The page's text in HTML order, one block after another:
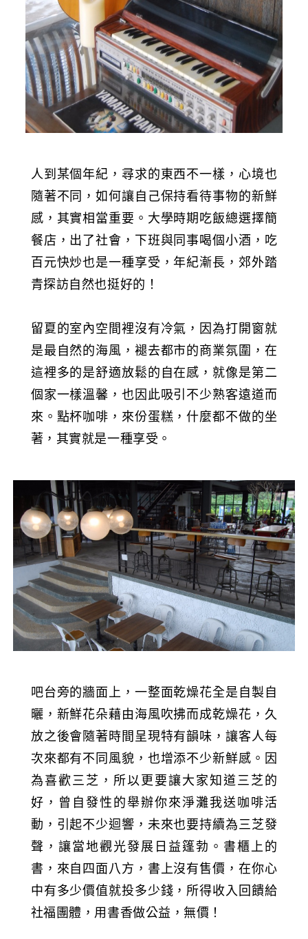
人到某個年紀，尋求的東西不一樣，心境也
隨著不同，如何讓自己保持看待事物的新鮮
感，其實相當重要。大學時期吃飯總選擇簡
餐店，出了社會，下班與同事喝個小酒，吃
百元快炒也是一種享受，年紀漸長，郊外踏
青探訪自然也挺好的！
留夏的室內空間裡沒有冷氣，因為打開窗就
是最自然的海風，褪去都市的商業氛圍，在
這裡多的是舒適放鬆的自在感，就像是第二
個家一樣溫馨，也因此吸引不少熟客遠道而
來。點杯咖啡，來份蛋糕，什麼都不做的坐
著，其實就是一種享受。
吧台旁的牆面上，一整面乾燥花全是自製自
曬，新鮮花朵藉由海風吹拂而成乾燥花，久
放之後會隨著時間呈現特有韻味，讓客人每
次來都有不同風貌，也增添不少新鮮感。因
為喜歡三芝，所以更要讓大家知道三芝的
好，曾自發性的舉辦你來淨灘我送咖啡活
動，引起不少迴響，未來也要持續為三芝發
聲，讓當地觀光發展日益篷勃。書櫃上的
書，來自四面八方，書上沒有售價，在你心
中有多少價值就投多少錢，所得收入回饋給
社福團體，用書香做公益，無價！